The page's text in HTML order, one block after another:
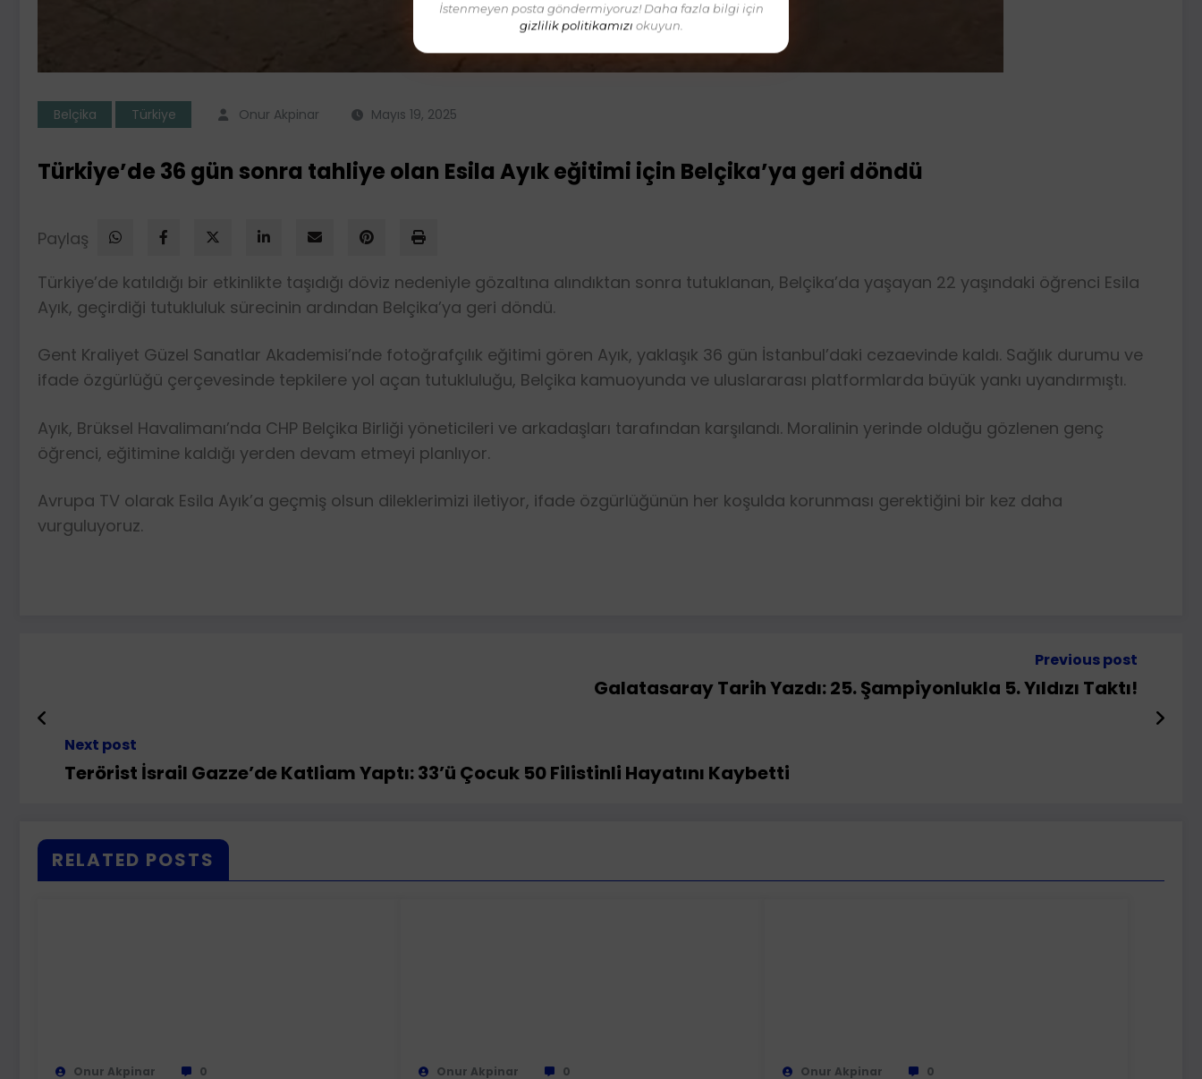
Belçika Türkiye Onur Akpinar Mayıs 19, 2025
Türkiye’de 36 gün sonra tahliye olan Esila Ayık eğitimi için Belçika’ya geri döndü
Paylaş
Türkiye’de katıldığı bir etkinlikte taşıdığı döviz nedeniyle gözaltına alındıktan sonra tutuklanan, Belçika’da yaşayan 22 yaşındaki öğrenci Esila
Ayık, geçirdiği tutukluluk sürecinin ardından Belçika’ya geri döndü.
Gent Kraliyet Güzel Sanatlar Akademisi’nde fotoğrafçılık eğitimi gören Ayık, yaklaşık 36 gün İstanbul’daki cezaevinde kaldı. Sağlık durumu ve
ifade özgürlüğü çerçevesinde tepkilere yol açan tutukluluğu, Belçika kamuoyunda ve uluslararası platformlarda büyük yankı uyandırmıştı.
Ayık, Brüksel Havalimanı’nda CHP Belçika Birliği yöneticileri ve arkadaşları tarafından karşılandı. Moralinin yerinde olduğu gözlenen genç
öğrenci, eğitimine kaldığı yerden devam etmeyi planlıyor.
Avrupa TV olarak Esila Ayık’a geçmiş olsun dileklerimizi iletiyor, ifade özgürlüğünün her koşulda korunması gerektiğini bir kez daha
vurguluyoruz.
İstenmeyen posta göndermiyoruz! Daha fazla bilgi için
gizlilik politikamızı okuyun.
Previous post
Galatasaray Tarih Yazdı: 25. Şampiyonlukla 5. Yıldızı Taktı!
Next post
Terörist İsrail Gazze’de Katliam Yaptı: 33’ü Çocuk 50 Filistinli Hayatını Kaybetti
RELATED POSTS
Onur Akpinar 0 Onur Akpinar 0 Onur Akpinar 0